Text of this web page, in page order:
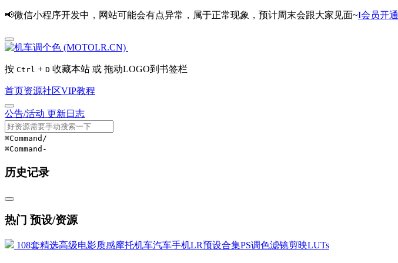
📢微信小程序开发中，网站可能会有点异常，属于正常现象，预计周末会跟大家见面~I会员开通
按 Ctrl + D 收藏本站 或 拖动LOGO到书签栏
首页资源社区VIP教程
公告/活动 更新日志
⌘Command /
⌘Command -
历史记录
热门 预设/资源
108套精选高级电影质感摩托机车汽车手机LR预设合集PS调色滤镜剪映LUTs